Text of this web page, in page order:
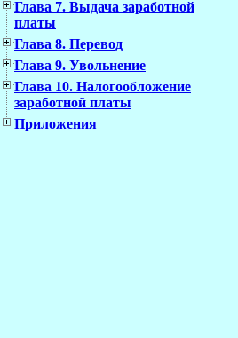
Глава 7. Выдача заработной
платы
Глава 8. Перевод
Глава 9. Увольнение
Глава 10. Налогообложение
заработной платы
Приложения